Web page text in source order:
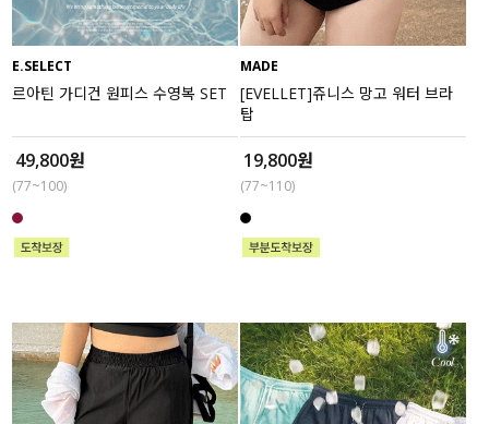
E.SELECT
르아틴 가디건 원피스 수영복 SET
49,800원
(77~100)
MADE
[EVELLET]쥬니스 망고 워터 브라
탑
19,800원
(77~110)